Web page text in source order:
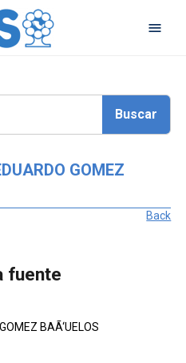
GOMEZ
Back
fuente
BAÃ‘UELOS